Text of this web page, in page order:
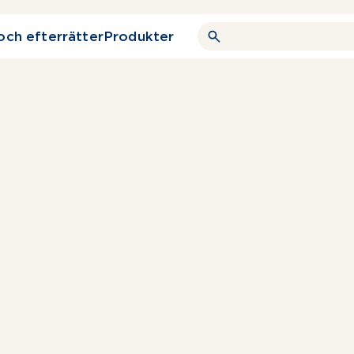
efterrätterProdukter